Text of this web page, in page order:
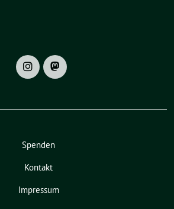
Spenden
Kontakt
Impressum